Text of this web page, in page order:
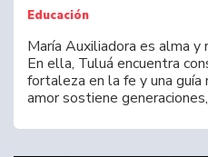
Educación
María Auxiliadora es alma
En ella, Tuluá encuentra
fortaleza en la fe y una guía
amor sostiene